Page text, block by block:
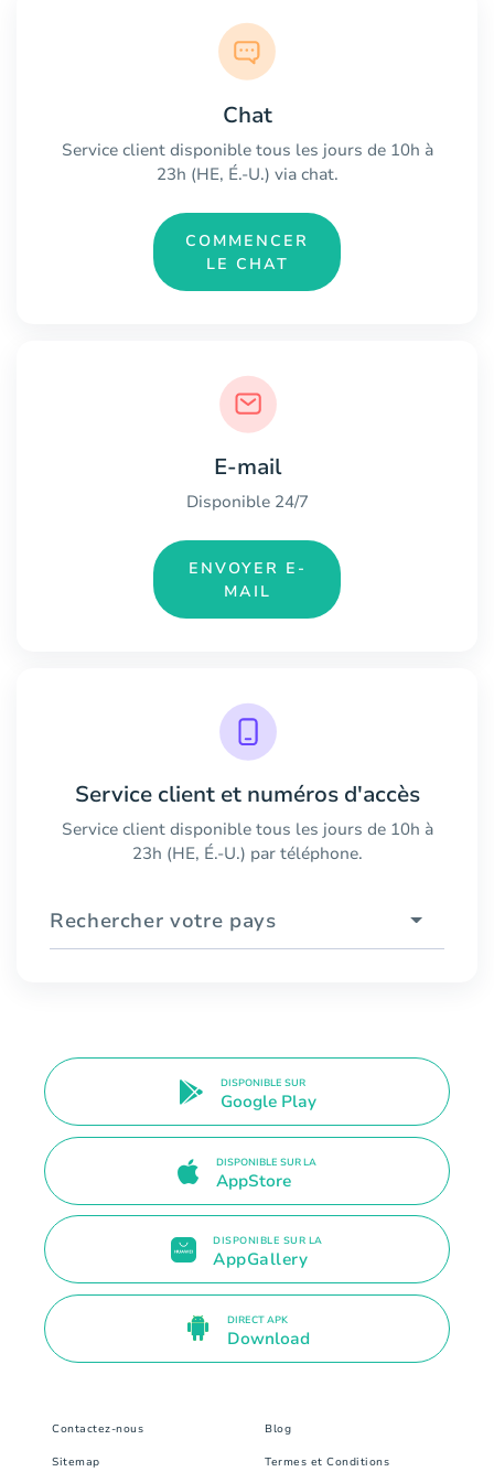
Chat
Service client disponible tous les jours de 10h à
23h (HE, É.-U.) via chat.
COMMENCER
LE CHAT
E-mail
Disponible 24/7
ENVOYER E-
MAIL
Service client et numéros d'accès
Service client disponible tous les jours de 10h à
23h (HE, É.-U.) par téléphone.
Rechercher votre pays
DISPONIBLE SUR
Google Play
DISPONIBLE SUR LA
AppStore
DISPONIBLE SUR LA
AppGallery
DIRECT APK
Download
Contactez-nous Blog
Sitemap Termes et Conditions